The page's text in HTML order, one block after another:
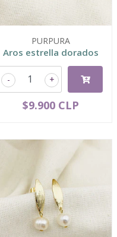
PURPURA
Aros estrella dorados
+
-
$9.900 CLP